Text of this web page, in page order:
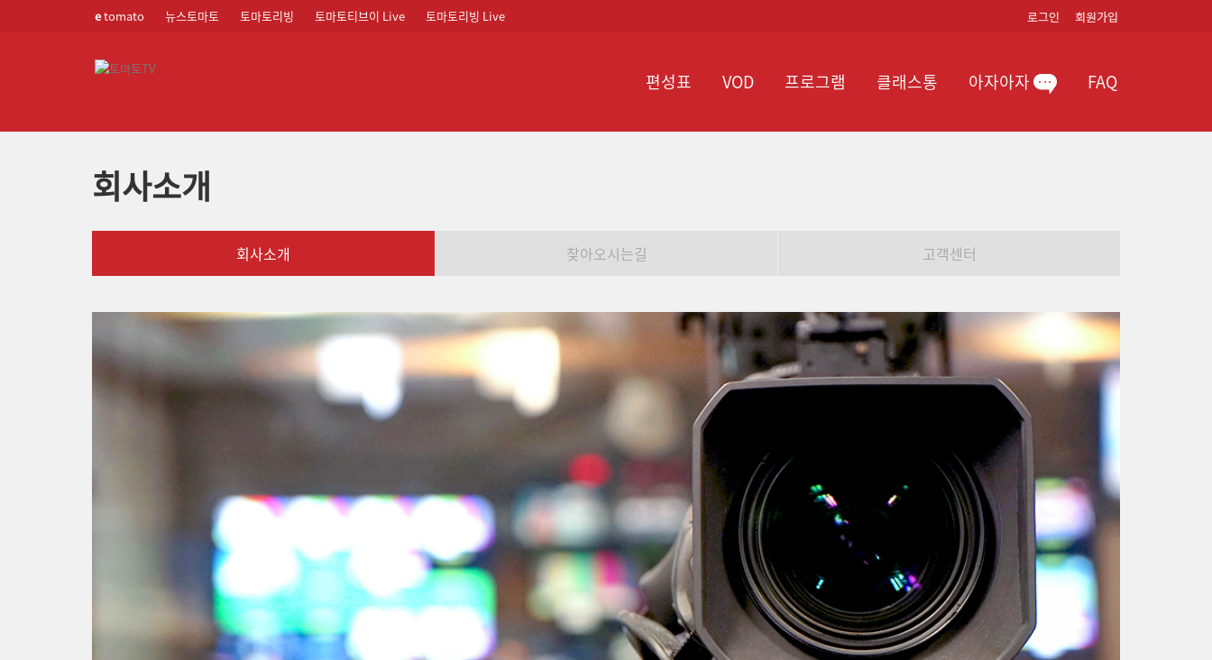
etomato 뉴스토마토 토마토리빙 토마토티브이 Live 토마토리빙 Live
편성표 VOD 프로그램 클래스통 아자아자 FAQ
회사소개
회사소개 찾아오시는길 고객센터